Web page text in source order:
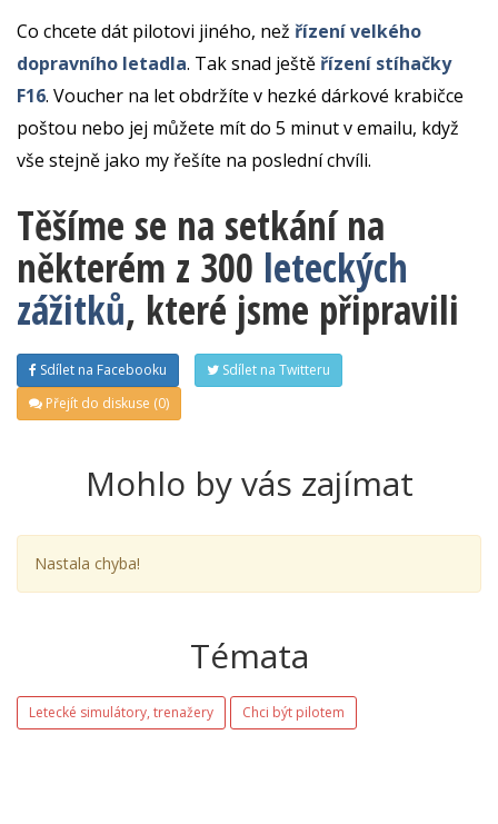
Co chcete dát pilotovi jiného, než řízení velkého
dopravního letadla. Tak snad ještě řízení stíhačky
F16. Voucher na let obdržíte v hezké dárkové krabičce
poštou nebo jej můžete mít do 5 minut v emailu, když
vše stejně jako my řešíte na poslední chvíli.
Těšíme se na setkání na
některém z 300 leteckých
zážitků, které jsme připravili
Sdílet na Facebooku
Sdílet na Twitteru
Přejít do diskuse (0)
Mohlo by vás zajímat
Nastala chyba!
Témata
Letecké simulátory, trenažery Chci být pilotem